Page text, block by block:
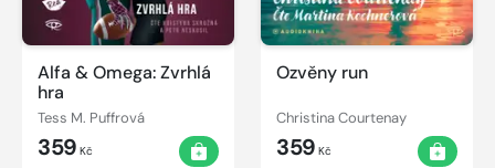
Alfa & Omega: Zvrhlá
hra
Tess M. Puffrová
359 Kč
Ozvěny run
Christina Courtenay
359 Kč